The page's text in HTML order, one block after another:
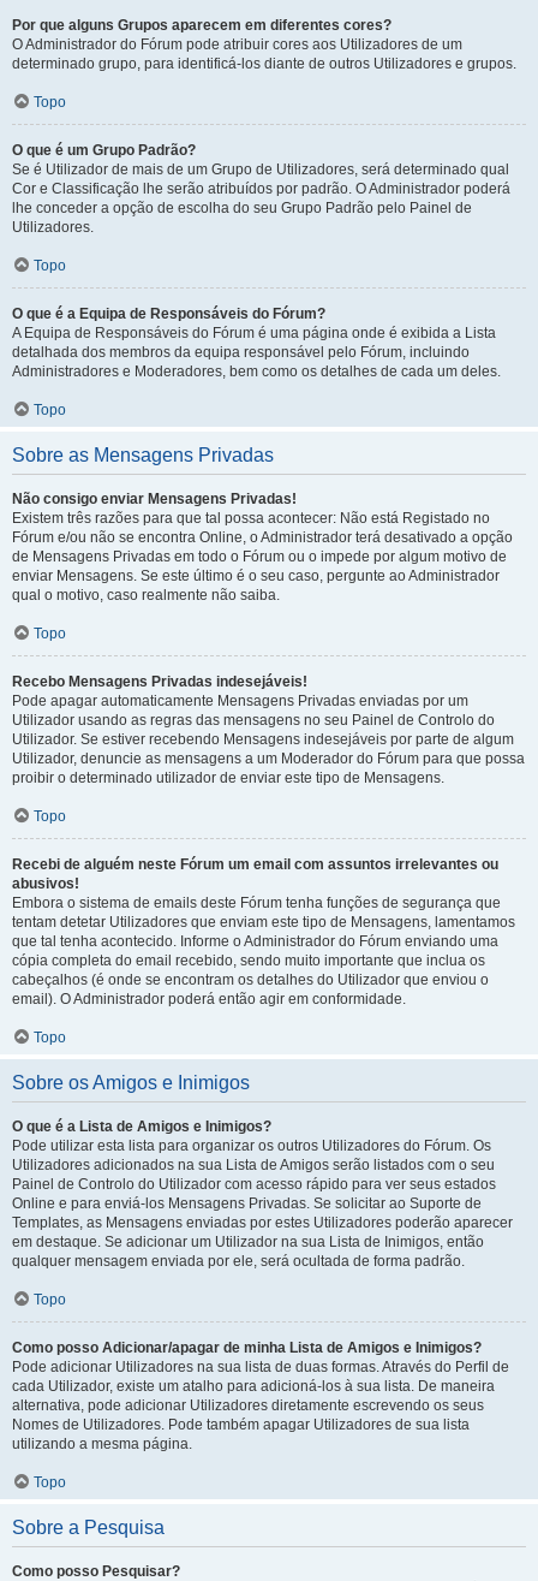
Por que alguns Grupos aparecem em diferentes cores?
O Administrador do Fórum pode atribuir cores aos Utilizadores de um
determinado grupo, para identificá-los diante de outros Utilizadores e grupos.
Topo
O que é um Grupo Padrão?
Se é Utilizador de mais de um Grupo de Utilizadores, será determinado qual
Cor e Classificação lhe serão atribuídos por padrão. O Administrador poderá
lhe conceder a opção de escolha do seu Grupo Padrão pelo Painel de
Utilizadores.
Topo
O que é a Equipa de Responsáveis do Fórum?
A Equipa de Responsáveis do Fórum é uma página onde é exibida a Lista
detalhada dos membros da equipa responsável pelo Fórum, incluindo
Administradores e Moderadores, bem como os detalhes de cada um deles.
Topo
Sobre as Mensagens Privadas
Não consigo enviar Mensagens Privadas!
Existem três razões para que tal possa acontecer: Não está Registado no
Fórum e/ou não se encontra Online, o Administrador terá desativado a opção
de Mensagens Privadas em todo o Fórum ou o impede por algum motivo de
enviar Mensagens. Se este último é o seu caso, pergunte ao Administrador
qual o motivo, caso realmente não saiba.
Topo
Recebo Mensagens Privadas indesejáveis!
Pode apagar automaticamente Mensagens Privadas enviadas por um
Utilizador usando as regras das mensagens no seu Painel de Controlo do
Utilizador. Se estiver recebendo Mensagens indesejáveis por parte de algum
Utilizador, denuncie as mensagens a um Moderador do Fórum para que possa
proibir o determinado utilizador de enviar este tipo de Mensagens.
Topo
Recebi de alguém neste Fórum um email com assuntos irrelevantes ou
abusivos!
Embora o sistema de emails deste Fórum tenha funções de segurança que
tentam detetar Utilizadores que enviam este tipo de Mensagens, lamentamos
que tal tenha acontecido. Informe o Administrador do Fórum enviando uma
cópia completa do email recebido, sendo muito importante que inclua os
cabeçalhos (é onde se encontram os detalhes do Utilizador que enviou o
email). O Administrador poderá então agir em conformidade.
Topo
Sobre os Amigos e Inimigos
O que é a Lista de Amigos e Inimigos?
Pode utilizar esta lista para organizar os outros Utilizadores do Fórum. Os
Utilizadores adicionados na sua Lista de Amigos serão listados com o seu
Painel de Controlo do Utilizador com acesso rápido para ver seus estados
Online e para enviá-los Mensagens Privadas. Se solicitar ao Suporte de
Templates, as Mensagens enviadas por estes Utilizadores poderão aparecer
em destaque. Se adicionar um Utilizador na sua Lista de Inimigos, então
qualquer mensagem enviada por ele, será ocultada de forma padrão.
Topo
Como posso Adicionar/apagar de minha Lista de Amigos e Inimigos?
Pode adicionar Utilizadores na sua lista de duas formas. Através do Perfil de
cada Utilizador, existe um atalho para adicioná-los à sua lista. De maneira
alternativa, pode adicionar Utilizadores diretamente escrevendo os seus
Nomes de Utilizadores. Pode também apagar Utilizadores de sua lista
utilizando a mesma página.
Topo
Sobre a Pesquisa
Como posso Pesquisar?